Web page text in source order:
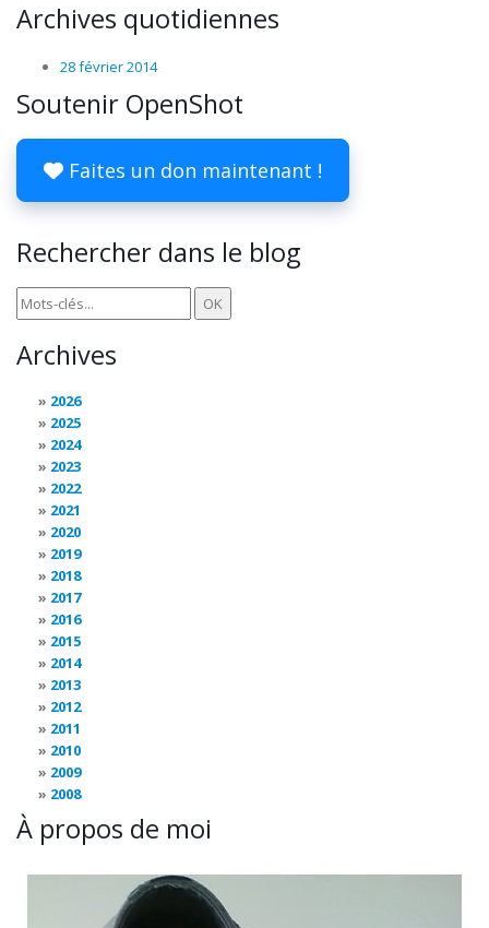
Archives quotidiennes
28 février 2014
Soutenir OpenShot
Faites un don maintenant !
Rechercher dans le blog
Archives
2026
2025
2024
2023
2022
2021
2020
2019
2018
2017
2016
2015
2014
2013
2012
2011
2010
2009
2008
À propos de moi